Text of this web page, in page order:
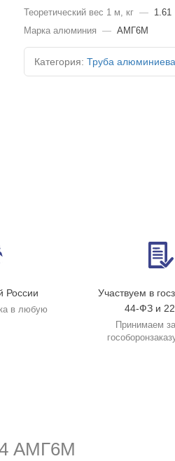
Теоретический вес 1 м, кг —
1.61
Марка алюминия — АМГ6М
Категория: Труба
России
в любую
Участвуем в
44-ФЗ и
Принимаем
АМГ6М